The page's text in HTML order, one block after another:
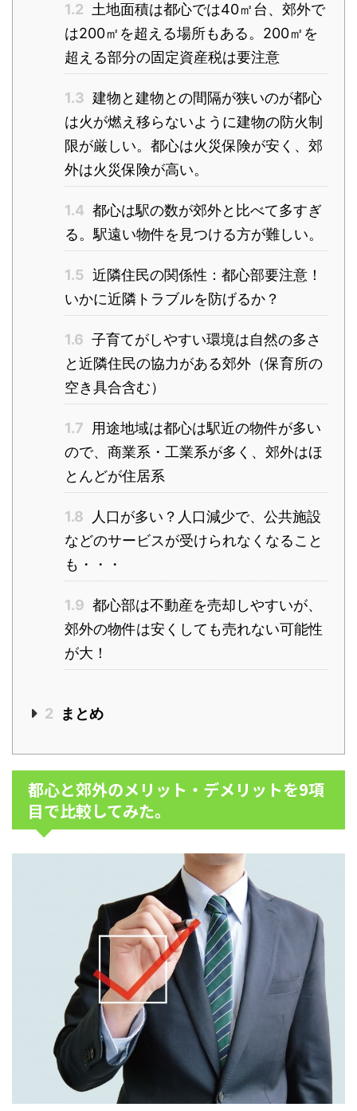
1.2 土地面積は都心では40㎡台、郊外で
は200㎡を超える場所もある。200㎡を
超える部分の固定資産税は要注意
1.3 建物と建物との間隔が狭いのが都心
は火が燃え移らないように建物の防火制
限が厳しい。都心は火災保険が安く、郊
外は火災保険が高い。
1.4 都心は駅の数が郊外と比べて多すぎ
る。駅遠い物件を見つける方が難しい。
1.5 近隣住民の関係性：都心部要注意！
いかに近隣トラブルを防げるか？
1.6 子育てがしやすい環境は自然の多さ
と近隣住民の協力がある郊外（保育所の
空き具合含む）
1.7 用途地域は都心は駅近の物件が多い
ので、商業系・工業系が多く、郊外はほ
とんどが住居系
1.8
人口が多い？人口減少で、公共施設
などのサービスが受けられなくなること
も・・・
1.9 都心部は不動産を売却しやすいが、
郊外の物件は安くしても売れない可能性
が大！
2 まとめ
都心と郊外のメリット・デメリットを9項
目で比較してみた。